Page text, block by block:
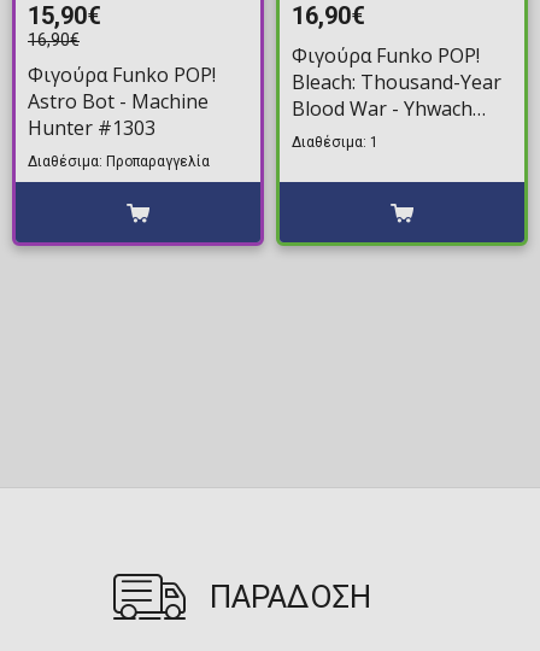
15,90€
16,90€
Φιγούρα Funko POP!
Astro Bot - Machine
Hunter #1303
Διαθέσιμα: Προπαραγγελία
16,90€
Φιγούρα Funko POP!
Bleach: Thousand-Year
Blood War - Yhwach
#2395
Διαθέσιμα: 1
ΠΑΡΑΔΟΣΗ